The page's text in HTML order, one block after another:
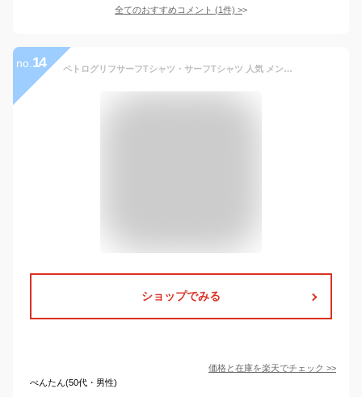
全てのおすすめコメント (1件) >
no. 14 ペトログリフサーフTシャツ・サーフTシャツ 人気 メンズ・サーフブランド 半袖
ショップでみる
価格と在庫を楽天でチェック >>
べんたん(50代・男性)